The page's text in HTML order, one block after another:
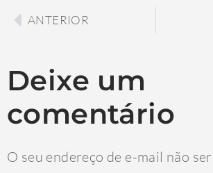
ANTERIOR
Deixe um
comentário
O seu endereço de e-mail não